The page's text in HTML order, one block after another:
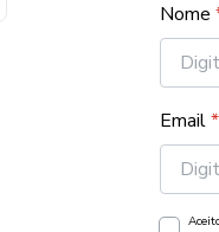
Nome
Email*